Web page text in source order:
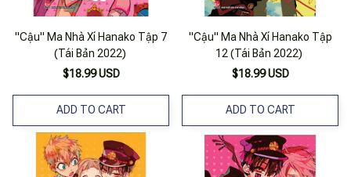
"Cậu" Ma Nhà Xí Hanako Tập 7
(Tái Bản 2022)
$18.99 USD
ADD TO CART
"Cậu" Ma Nhà Xí Hanako Tập
12 (Tái Bản 2022)
$18.99 USD
ADD TO CART